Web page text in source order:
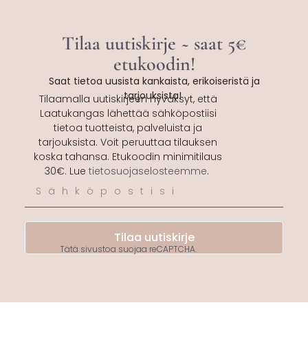
Tilaa uutiskirje ~ saat 5€
etukoodin!
Saat tietoa uusista kankaista, erikoiseristä ja
tarjouksista!
Tilaamalla uutiskirjeen hyväksyt, että
Laatukangas lähettää sähköpostiisi
tietoa tuotteista, palveluista ja
tarjouksista. Voit peruuttaa tilauksen
koska tahansa. Etukoodin minimitilaus
30€. Lue tietosuojaselosteemme.
Tilaa uutiskirje
Tätä sivustoa suojaa reCAPTCHA.